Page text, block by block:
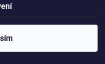
%! Dopřejte svým
osobních údajů